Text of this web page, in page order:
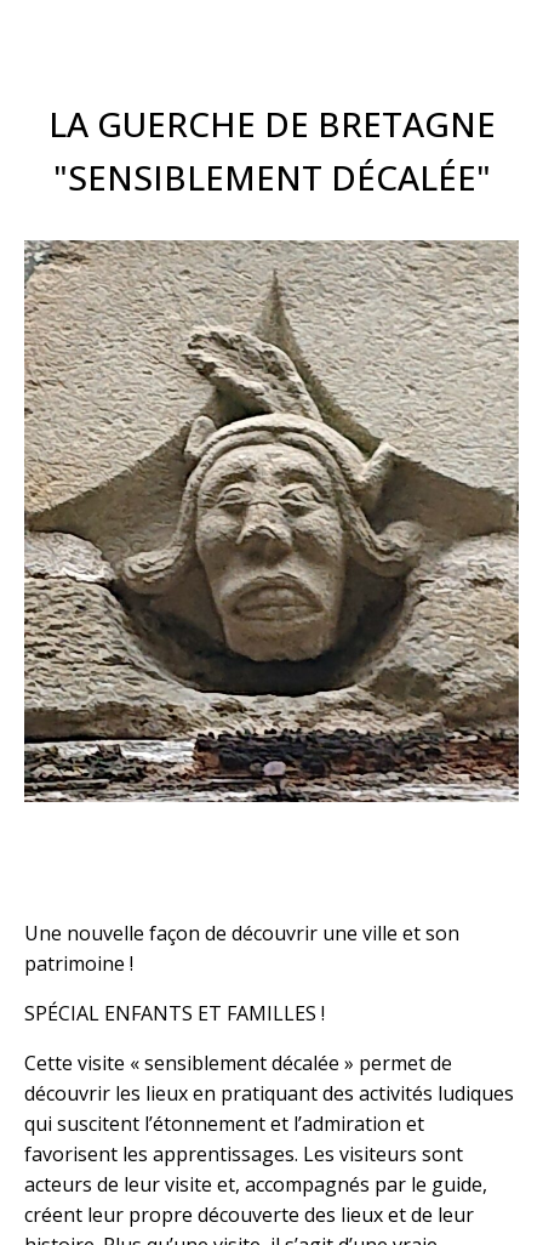
LA GUERCHE DE BRETAGNE
"SENSIBLEMENT DÉCALÉE"
Une nouvelle façon de découvrir une ville et son
patrimoine !
SPÉCIAL ENFANTS ET FAMILLES !
Cette visite « sensiblement décalée » permet de
découvrir les lieux en pratiquant des activités ludiques
qui suscitent l’étonnement et l’admiration et
favorisent les apprentissages. Les visiteurs sont
acteurs de leur visite et, accompagnés par le guide,
créent leur propre découverte des lieux et de leur